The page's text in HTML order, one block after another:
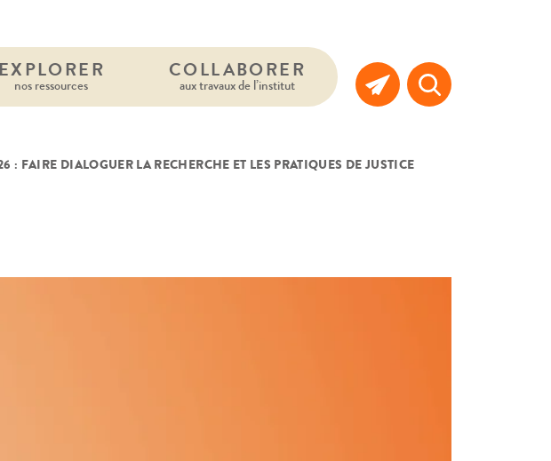
EXPLORER
nos ressources
COLLABORER
aux travaux de l’institut
FAIRE DIALOGUER LA RECHERCHE ET LES PRATIQUES DE JUSTICE